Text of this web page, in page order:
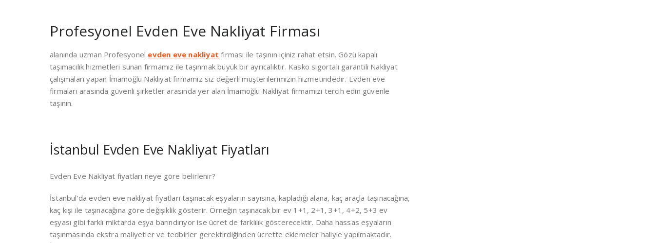
Profesyonel Evden Eve Nakliyat Firması
alanında uzman Profesyonel evden eve nakliyat firması ile taşının içiniz rahat etsin. Gözü kapalı
taşımacılık hizmetleri sunan firmamız ile taşınmak büyük bir ayrıcalıktır. Kasko sigortalı garantili Nakliyat
çalışmaları yapan İmamoğlu Nakliyat firmamız siz değerli müşterilerimizin hizmetindedir. Evden eve
firmaları arasında güvenli şirketler arasında yer alan İmamoğlu Nakliyat firmamızı tercih edin güvenle
taşının.
İstanbul Evden Eve Nakliyat Fiyatları
Evden Eve Nakliyat fiyatları neye göre belirlenir?
İstanbul’da evden eve nakliyat fiyatları taşınacak eşyaların sayısına, kapladığı alana, kaç araçla taşınacağına,
kaç kişi ile taşınacağına göre değişiklik gösterir. Örneğin taşınacak bir ev 1+1, 2+1, 3+1, 4+2, 5+3 ev
eşyası gibi farklı miktarda eşya barındırıyor ise ücret de farklılık gösterecektir. Daha hassas eşyaların
taşınmasında ekstra maliyetler ve tedbirler gerektirdiğinden ücrette eklemeler haliyle yapılmaktadır.